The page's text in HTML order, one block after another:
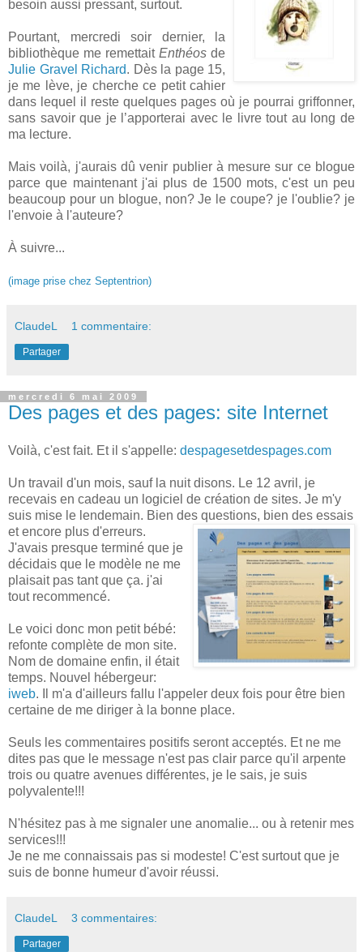
besoin aussi pressant, surtout.
Pourtant, mercredi soir dernier, la
bibliothèque me remettait Enthéos de
Julie Gravel Richard. Dès la page 15,
je me lève, je cherche ce petit cahier
dans lequel il reste quelques pages où je pourrai griffonner,
sans savoir que je l’apporterai avec le livre tout au long de
ma lecture.
Mais voilà, j'aurais dû venir publier à mesure sur ce blogue
parce que maintenant j'ai plus de 1500 mots, c'est un peu
beaucoup pour un blogue, non? Je le coupe? je l'oublie? je
l'envoie à l'auteure?
À suivre...
(image prise chez Septentrion)
ClaudeL 1 commentaire:
Partager
mercredi 6 mai 2009
Des pages et des pages: site Internet
Voilà, c'est fait. Et il s'appelle: despagesetdespages.com
Un travail d'un mois, sauf la nuit disons. Le 12 avril, je
recevais en cadeau un logiciel de création de sites. Je m'y
suis mise le lendemain. Bien des questions, bien des essais
et encore plus d'erreurs.
J'avais presque terminé que je
décidais que le modèle ne me
plaisait pas tant que ça. j'ai
tout recommencé.
Le voici donc mon petit bébé:
refonte complète de mon site.
Nom de domaine enfin, il était
temps. Nouvel hébergeur:
iweb. Il m'a d'ailleurs fallu l'appeler deux fois pour être bien
certaine de me diriger à la bonne place.
Seuls les commentaires positifs seront acceptés. Et ne me
dites pas que le message n'est pas clair parce qu'il arpente
trois ou quatre avenues différentes, je le sais, je suis
polyvalente!!!
N'hésitez pas à me signaler une anomalie... ou à retenir mes
services!!!
Je ne me connaissais pas si modeste! C'est surtout que je
suis de bonne humeur d'avoir réussi.
ClaudeL 3 commentaires:
Partager